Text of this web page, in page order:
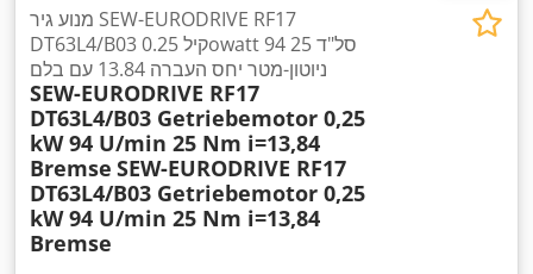
מנוע גיר SEW-EURODRIVE RF17
DT63L4/B03 0.25 קילowatt 94 סל"ד 25
ניוטון-מטר יחס העברה 13.84 עם בלם
SEW-EURODRIVE RF17
DT63L4/B03 Getriebemotor 0,25
kW 94 U/min 25 Nm i=13,84
Bremse SEW-EURODRIVE RF17
DT63L4/B03 Getriebemotor 0,25
kW 94 U/min 25 Nm i=13,84
Bremse